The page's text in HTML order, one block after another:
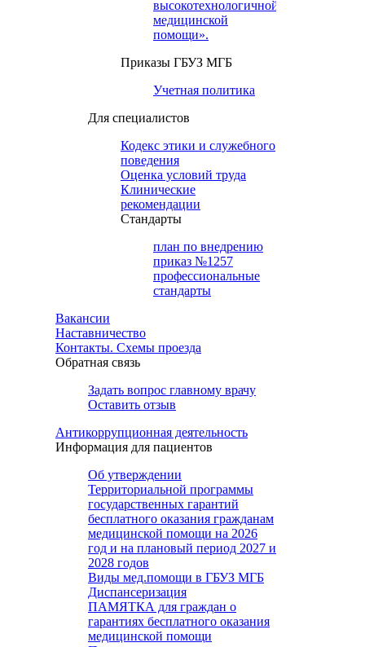
высокотехнологичной
медицинской
помощи».
Приказы ГБУЗ МГБ
Учетная политика
Для специалистов
Кодекс этики и служебного
поведения
Оценка условий труда
Клинические
рекомендации
Cтандарты
план по внедрению
приказ №1257
профессиональные
стандарты
Вакансии
Наставничество
Контакты. Схемы проезда
Обратная связь
Задать вопрос главному врачу
Оставить отзыв
Антикоррупционная деятельность
Информация для пациентов
Об утверждении
Территориальной программы
государственных гарантий
бесплатного оказания гражданам
медицинской помощи на 2026
год и на плановый период 2027 и
2028 годов
Виды мед.помощи в ГБУЗ МГБ
Диспансеризация
ПАМЯТКА для граждан о
гарантиях бесплатного оказания
медицинской помощи